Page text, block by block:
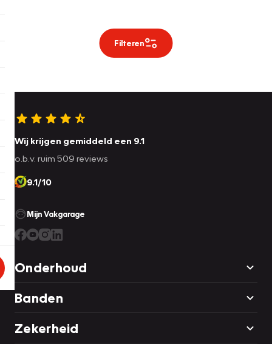
Filteren
Wij krijgen gemiddeld een 9.1
o.b.v. ruim 509 reviews
9.1/10
Mijn Vakgarage
Onderhoud
Banden
Zekerheid